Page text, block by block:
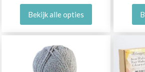
Bekijk alle opties